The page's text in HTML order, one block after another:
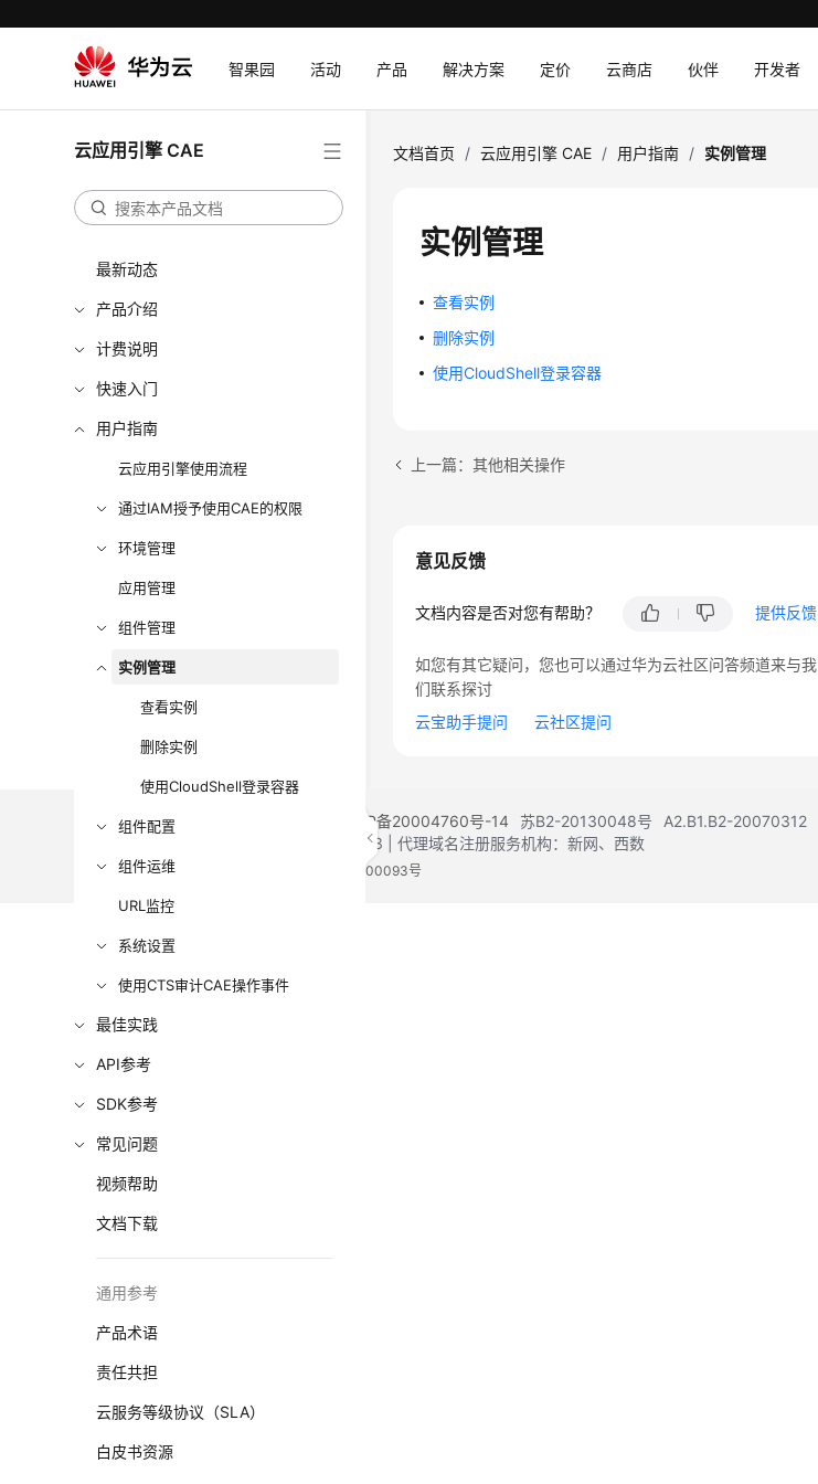
智果园 活动 产品 解决方案 定价 云商店 伙伴 开发者
云应用引擎 CAE
最新动态
产品介绍
计费说明
快速入门
用户指南
云应用引擎使用流程
通过IAM授予使用CAE的权限
环境管理
应用管理
组件管理
实例管理
查看实例
删除实例
使用CloudShell登录容器
组件配置
组件运维
URL监控
系统设置
使用CTS审计CAE操作事件
最佳实践
API参考
SDK参考
常见问题
视频帮助
文档下载
通用参考
产品术语
责任共担
云服务等级协议（SLA）
白皮书资源
文档首页 / 云应用引擎 CAE / 用户指南 / 实例管理
实例管理
查看实例
删除实例
使用CloudShell登录容器
上一篇：其他相关操作
意见反馈
文档内容是否对您有帮助？ 提供反馈
如您有其它疑问，您也可以通过华为云社区问答频道来与我
们联系探讨
云宝助手提问
云社区提问
©2026 Huaweicloud.com 版权所有 黔ICP备20004760号-14 苏B2-20130048号
A2.B1.B2-20070312
增值电信业务经营许可证：B1.B2-20200593 | 代理域名注册服务机构：新网、西数
电子营业执照 贵公网安备 52990002000093号